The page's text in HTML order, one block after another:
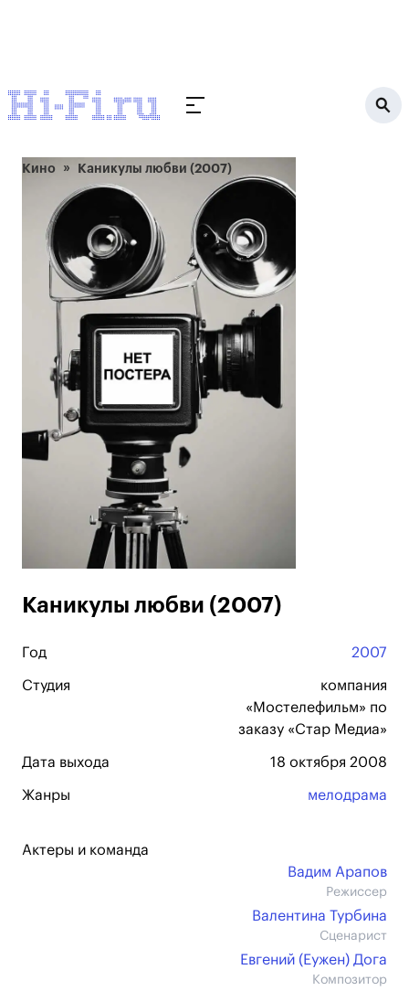
Кино Каникулы любви (2007)
Каникулы любви (2007)
Год 2007
Студия
компания
«Мостелефильм» по
заказу «Стар Медиа»
Дата выхода 18 октября 2008
Жанры мелодрама
Актеры и команда
Вадим Арапов
Режиссер
Валентина Турбина
Сценарист
Евгений (Еужен) Дога
Композитор